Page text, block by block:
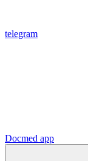
telegram
Docmed app